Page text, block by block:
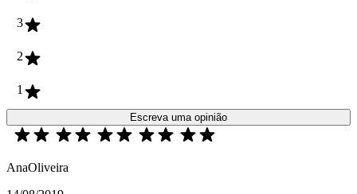
3
2
1
Escreva uma opinião
AnaOliveira